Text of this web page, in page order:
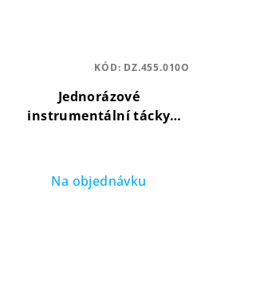
Jednorázové
instrumentální tácky
uspořádání nástrojů
Na objednávku
KÓD: DZ.455.010O